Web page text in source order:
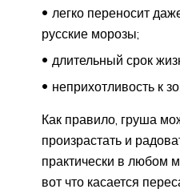
легко переносит
русские морозы;
длительный срок
неприхотливость к
Как правило, груша
произрастать и
практически в любом
вот что касается